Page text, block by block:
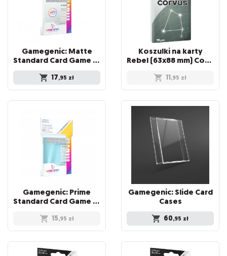
Gamegenic: Matte
Standard Card Game Sleeves (66x91 mm), 50 sztuk
17,95 zł
Koszulki na karty
Rebel (63x88 mm) Corvus Medium, 100 sztuk
11,95 zł
Gamegenic: Prime
Standard Card Game Sleeves (66x91 mm), 50 sztuk
15,95 zł
Gamegenic: Slide Card
Cases
60,95 zł